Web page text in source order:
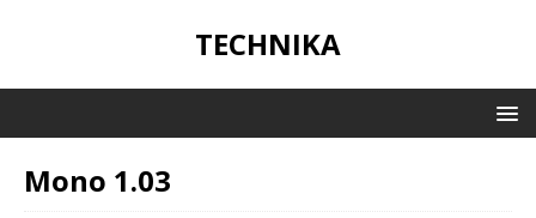
TECHNIKA
Mono 1.03